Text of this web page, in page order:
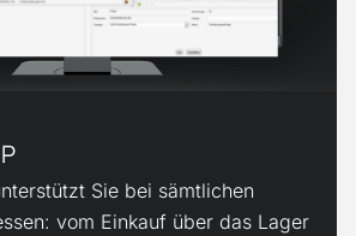
Sie bei sämtlichen
vom Einkauf über das Lager